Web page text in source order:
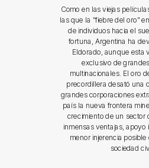
Como en las viejas
las que la "fiebre del oro"
de individuos hacia el
fortuna, Argentina ha
Eldorado, aunque esta
exclusivo de
multinacionales. El oro
precordillera desató una
grandes corporaciones
país la nueva frontera
crecimiento de un sector
inmensas ventajas, apoyo
menor injerencia posible
sociedad